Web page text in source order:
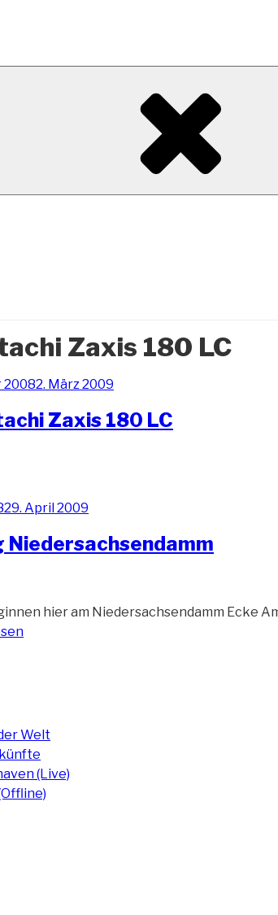
Container Terminal Wilhelmshaven
Zaxis 180 LC
20082. März 2009
Zaxis 180 LC
29. April 2009
hier am Niedersachsendamm Ecke
Welt
(Live)